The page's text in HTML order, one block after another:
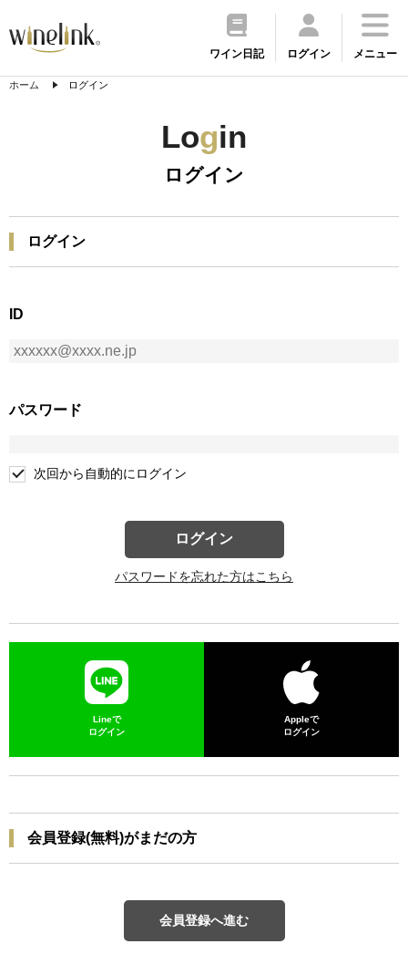
ワイン日記 ログイン メニュー
ホーム ログイン
Login
ログイン
ログイン
ID
パスワード
次回から自動的にログイン
ログイン
パスワードを忘れた方はこちら
Lineで
ログイン
Appleで
ログイン
会員登録(無料)がまだの方
会員登録へ進む